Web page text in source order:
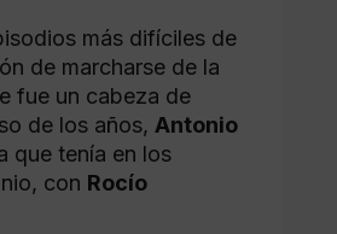
más difíciles de
de marcharse de la
fue un cabeza de
de los años, Antonio
que tenía en los
con Rocío